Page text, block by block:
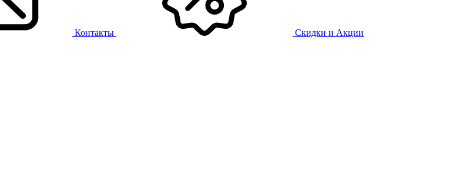
Контакты Скидки и Акции